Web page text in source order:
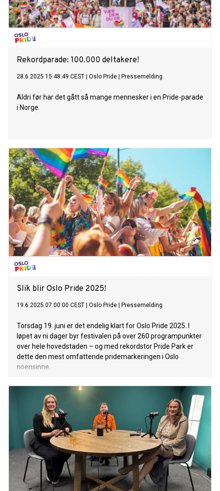
Rekordparade: 100.000 deltakere!
28.6.2025 15:48:49 CEST Oslo Pride Pressemelding
Aldri før har det gått så mange mennesker i en Pride-parade
i Norge.
Slik blir Oslo Pride 2025!
19.6.2025 07:00:00 CEST Oslo Pride Pressemelding
Torsdag 19. juni er det endelig klart for Oslo Pride 2025. I
løpet av ni dager byr festivalen på over 260 programpunkter
over hele hovedstaden – og med rekordstor Pride Park er
dette den mest omfattende pridemarkeringen i Oslo
noensinne.